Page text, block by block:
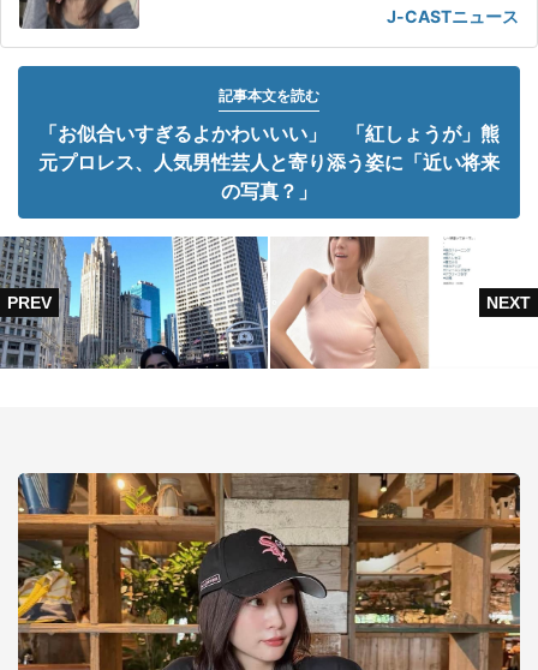
J-CASTニュース
記事本文を読む
「お似合いすぎるよかわいいい」 「紅しょうが」熊
元プロレス、人気男性芸人と寄り添う姿に「近い将来
の写真？」